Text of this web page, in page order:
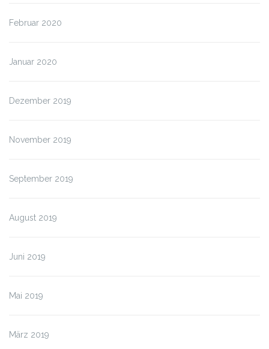
Februar 2020
Januar 2020
Dezember 2019
November 2019
September 2019
August 2019
Juni 2019
Mai 2019
März 2019